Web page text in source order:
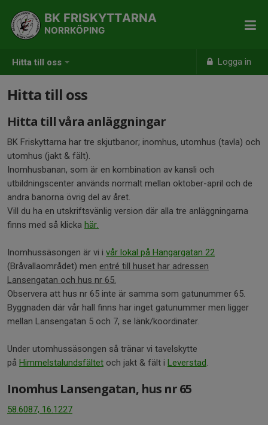
Hitta till oss Logga in
BK FRISKYTTARNA
NORRKÖPING
Hitta till oss
Hitta till våra anläggningar
BK Friskyttarna har tre skjutbanor; inomhus, utomhus (tavla) och
utomhus (jakt & fält).
Inomhusbanan, som är en kombination av kansli och
utbildningscenter används normalt mellan oktober-april och de
andra banorna övrig del av året.
Vill du ha en utskriftsvänlig version där alla tre anläggningarna
finns med så klicka här.
Inomhussäsongen är vi i vår lokal på Hangargatan 22
(Bråvallaområdet) men entré till huset har adressen
Lansengatan och hus nr 65.
Observera att hus nr 65 inte är samma som gatunummer 65.
Byggnaden där vår hall finns har inget gatunummer men ligger
mellan Lansengatan 5 och 7, se länk/koordinater.
Under utomhussäsongen så tränar vi tavelskytte
på Himmelstalundsfältet och jakt & fält i Leverstad.
Inomhus Lansengatan, hus nr 65
58.6087, 16.1227